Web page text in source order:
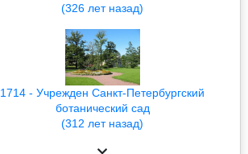
(326 лет назад)
1714 - Учрежден Санкт-Петербургский
ботанический сад
(312 лет назад)